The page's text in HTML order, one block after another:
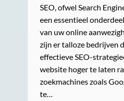
SEO, ofwel Search
een essentieel
van uw online
zijn er talloze bedrijven
effectieve SEO-
website hoger te laten
zoekmachines zoals
te…